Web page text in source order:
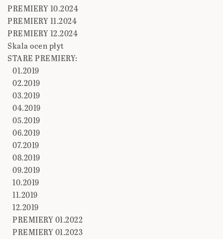
PREMIERY 10.2024
PREMIERY 11.2024
PREMIERY 12.2024
Skala ocen płyt
STARE PREMIERY:
01.2019
02.2019
03.2019
04.2019
05.2019
06.2019
07.2019
08.2019
09.2019
10.2019
11.2019
12.2019
PREMIERY 01.2022
PREMIERY 01.2023